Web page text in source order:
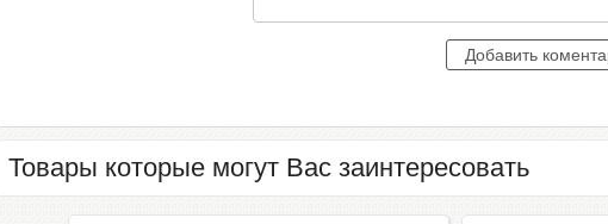
Товары которые могут Вас заинтересовать